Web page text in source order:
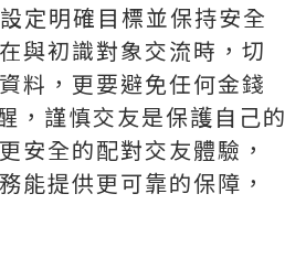
定明確目標並保持安全
與初識對象交流時，切
料，更要避免任何金錢
，謹慎交友是保護自己的
安全的配對交友體驗，
能提供更可靠的保障，